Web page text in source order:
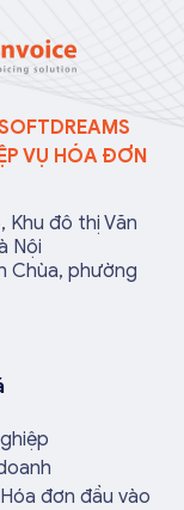
VỤ HÓA ĐƠN
Khu đô thị Văn
Nội
Chùa, phường
đơn đầu vào